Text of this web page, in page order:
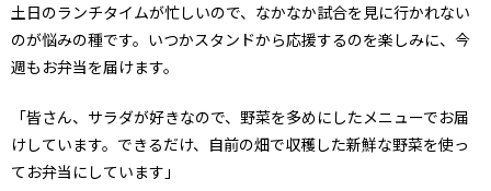
土日のランチタイムが忙しいので、なかなか試合を見に行かれない
のが悩みの種です。いつかスタンドから応援するのを楽しみに、今
週もお弁当を届けます。
「皆さん、サラダが好きなので、野菜を多めにしたメニューでお届
けしています。できるだけ、自前の畑で収穫した新鮮な野菜を使っ
てお弁当にしています」